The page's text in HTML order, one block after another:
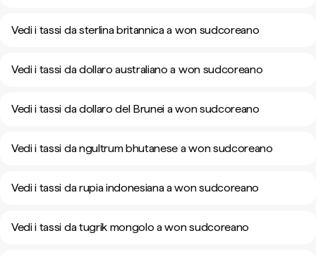
Vedi i tassi da sterlina britannica a won sudcoreano
Vedi i tassi da dollaro australiano a won sudcoreano
Vedi i tassi da dollaro del Brunei a won sudcoreano
Vedi i tassi da ngultrum bhutanese a won sudcoreano
Vedi i tassi da rupia indonesiana a won sudcoreano
Vedi i tassi da tugrik mongolo a won sudcoreano